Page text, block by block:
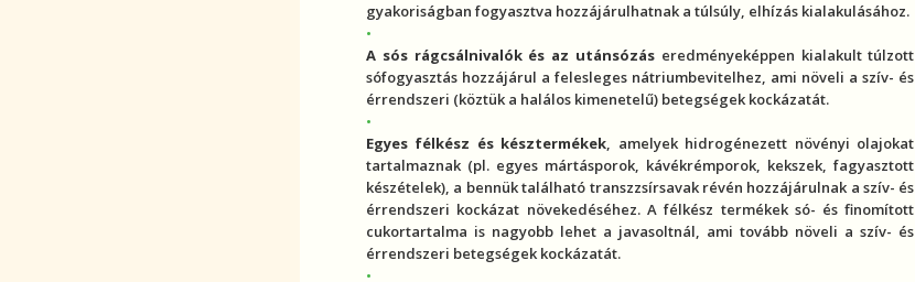
gyakoriságban fogyasztva hozzájárulhatnak a túlsúly, elhízás kialakulásához.
A sós rágcsálnivalók és az utánsózás eredményeképpen kialakult túlzott
sófogyasztás hozzájárul a felesleges nátriumbevitelhez, ami növeli a szív- és
érrendszeri (köztük a halálos kimenetelű) betegségek kockázatát.
Egyes félkész és késztermékek, amelyek hidrogénezett növényi olajokat
tartalmaznak (pl. egyes mártásporok, kávékrémporok, kekszek, fagyasztott
készételek), a bennük található transzzsírsavak révén hozzájárulnak a szív- és
érrendszeri kockázat növekedéséhez. A félkész termékek só- és finomított
cukortartalma is nagyobb lehet a javasoltnál, ami tovább növeli a szív- és
érrendszeri betegségek kockázatát.